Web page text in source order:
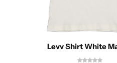
Levv Shirt White